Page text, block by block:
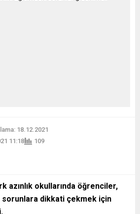
18.12.2021
11:18
109
azınlık okullarında öğrenciler,
sorunlara dikkati çekmek için